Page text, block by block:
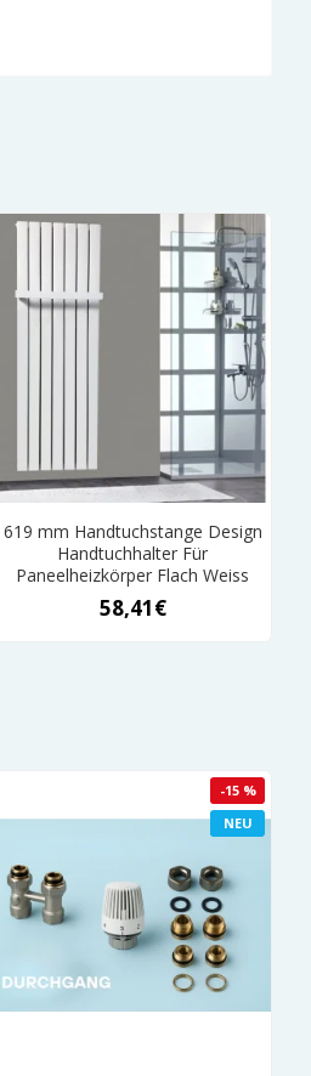
619 mm Handtuchstange Design
Handtuchhalter Für
Paneelheizkörper Flach Weiss
58,41€
NEU
-15 %